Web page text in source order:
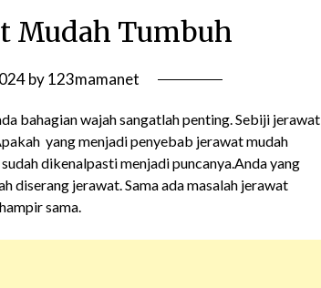
Mudah Tumbuh
by123mamanet
bahagian wajah sangatlah penting. Sebiji jerawat
yang menjadi penyebab jerawat mudah
dikenalpasti menjadi puncanya.Anda yang
diserang jerawat. Sama ada masalah jerawat
sama.